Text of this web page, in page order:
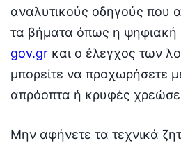
αναλυτικούς οδηγούς που
τα βήματα όπως η
gov.gr και ο έλεγχος των
μπορείτε να προχωρήσετε
απρόοπτα ή κρυφές
Μην αφήνετε τα τεχνικά